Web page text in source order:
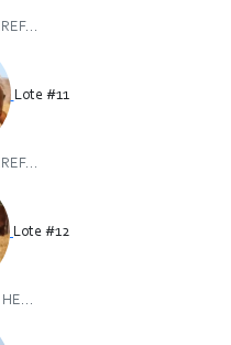
Lote #11
Lote #12
HE...